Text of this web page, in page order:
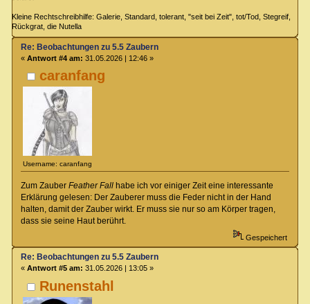
Kleine Rechtschreibhilfe: Galerie, Standard, tolerant, "seit bei Zeit", tot/Tod, Stegreif,
Rückgrat, die Nutella
caranfang
Username: caranfang
Re: Beobachtungen zu 5.5 Zaubern
« Antwort #4 am: 31.05.2026 | 12:46 »
Zum Zauber Feather Fallhabe ich vor einiger Zeit eine interessante
Erklärung gelesen: Der Zauberer muss die Feder nicht in der Hand
halten, damit der Zauber wirkt. Er muss sie nur so am Körper tragen,
dass sie seine Haut berührt.
Gespeichert
Runenstahl
Re: Beobachtungen zu 5.5 Zaubern
« Antwort #5 am: 31.05.2026 | 13:05 »